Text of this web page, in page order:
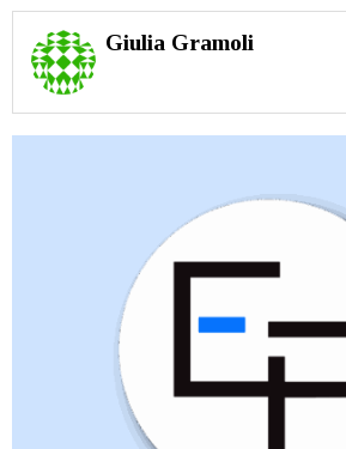
Giulia Gramoli